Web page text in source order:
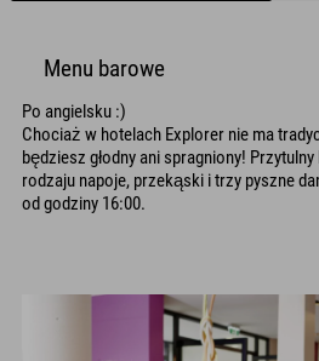
Menu barowe
Po angielsku :)
Chociaż w hotelach Explorer nie ma
będziesz głodny ani spragniony!
rodzaju napoje, przekąski i trzy pyszne
od godziny 16:00.